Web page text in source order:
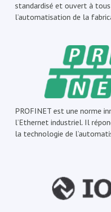
standardisé et ouvert à
l’automatisation de la
PROFINET est une norme
l’Ethernet industriel. Il
la technologie de